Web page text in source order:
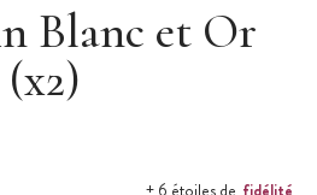
Blanc et Or
fidélité